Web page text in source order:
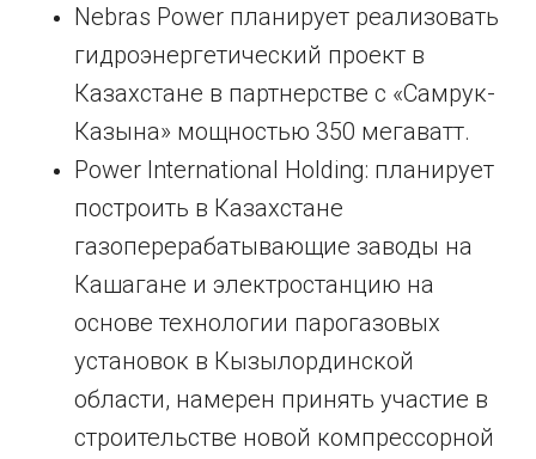
Nebras Power планирует реализовать
гидроэнергетический проект в
Казахстане в партнерстве с «Самрук-
Казына» мощностью 350 мегаватт.
Power International Holding: планирует
построить в Казахстане
газоперерабатывающие заводы на
Кашагане и электростанцию на
основе технологии парогазовых
установок в Кызылординской
области, намерен принять участие в
строительстве новой компрессорной